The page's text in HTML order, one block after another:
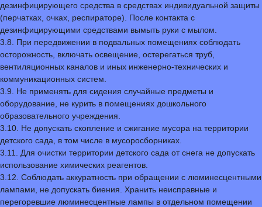
дезинфицирующего средства в средствах индивидуальной защиты
(перчатках, очках, респираторе). После контакта с
дезинфицирующими средствами вымыть руки с мылом.
3.8. При передвижении в подвальных помещениях соблюдать
осторожность, включать освещение, остерегаться труб,
вентиляционных каналов и иных инженерно-технических и
коммуникационных систем.
3.9. Не применять для сидения случайные предметы и
оборудование, не курить в помещениях дошкольного
образовательного учреждения.
3.10. Не допускать скопление и сжигание мусора на территории
детского сада, в том числе в мусоросборниках.
3.11. Для очистки территории детского сада от снега не допускать
использование химических реагентов.
3.12. Соблюдать аккуратность при обращении с люминесцентными
лампами, не допускать биения. Хранить неисправные и
перегоревшие люминесцентные лампы в отдельном помещении